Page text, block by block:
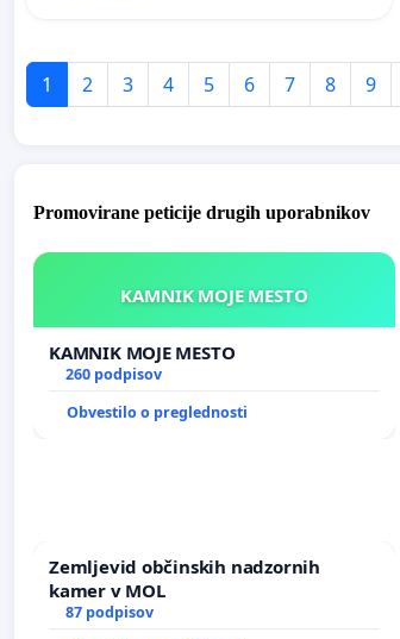
1 2 3 4 5 6 7 8 9
Promovirane peticije drugih uporabnikov
KAMNIK MOJE MESTO
KAMNIK MOJE MESTO
260 podpisov
Obvestilo o preglednosti
Zemljevid občinskih nadzornih
kamer v MOL
87 podpisov